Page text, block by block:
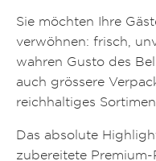
Sie möchten Ihre
verwöhnen: frisch,
wahren Gusto des
auch grössere
reichhaltiges
Das absolute
zubereitete